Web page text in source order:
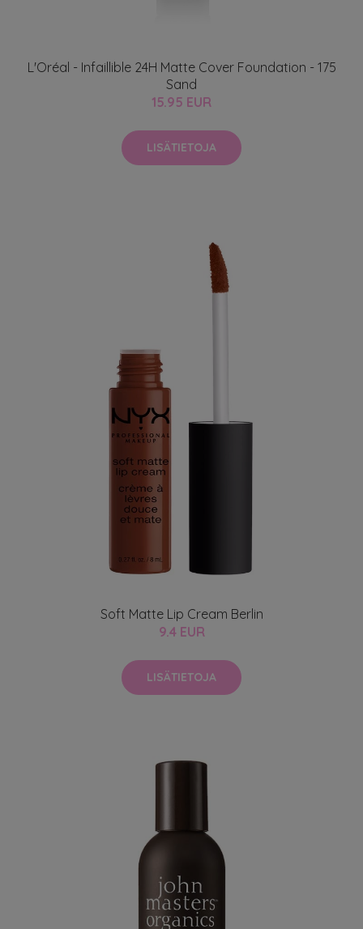
L'Oréal - Infaillible 24H Matte Cover Foundation - 175
Sand
15.95 EUR
LISÄTIETOJA
Soft Matte Lip Cream Berlin
9.4 EUR
LISÄTIETOJA